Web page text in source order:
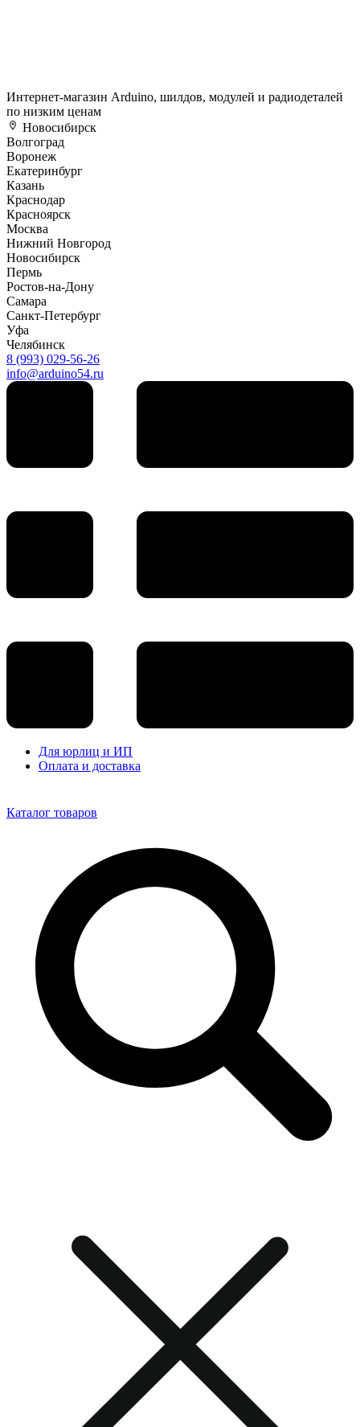
Интернет-магазин Arduino, шилдов, модулей и радиодеталей
по низким ценам
Новосибирск
Волгоград
Воронеж
Екатеринбург
Казань
Краснодар
Красноярск
Москва
Нижний Новгород
Новосибирск
Пермь
Ростов-на-Дону
Самара
Санкт-Петербург
Уфа
Челябинск
8 (993) 029-56-26
info@arduino54.ru
Для юрлиц и ИП
Оплата и доставка
Каталог товаров